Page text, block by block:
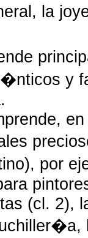
la
y
por
(cl. 2),